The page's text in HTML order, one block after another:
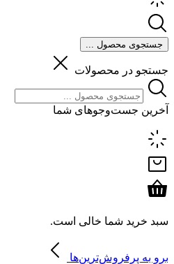
جستجوی محصول ...
جستجو در محصولات
آخرین جست‌وجوهای شما
سبد خرید شما خالی است.
برو به پرفروش‌ترین‌ها